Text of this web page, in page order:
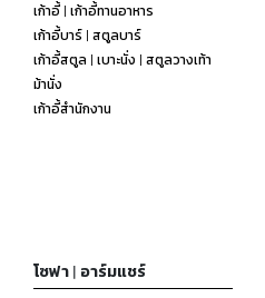
เก้าอี้ | เก้าอี้ทานอาหาร
เก้าอี้บาร์ | สตูลบาร์
เก้าอี้สตูล | เบาะนั่ง | สตูลวางเท้า
ม้านั่ง
เก้าอี้สำนักงาน
โซฟา | อาร์มแชร์